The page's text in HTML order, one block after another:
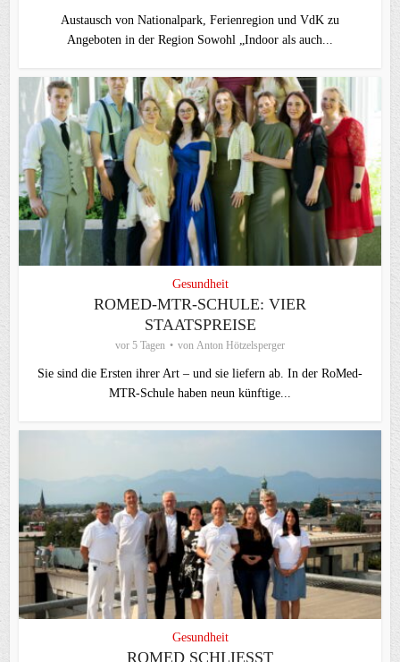
Austausch von Nationalpark, Ferienregion und VdK zu
Angeboten in der Region Sowohl „Indoor als auch...
Gesundheit
ROMED-MTR-SCHULE: VIER
STAATSPREISE
vor 5 Tagen von Anton Hötzelsperger
Sie sind die Ersten ihrer Art – und sie liefern ab. In der RoMed-
MTR-Schule haben neun künftige...
Gesundheit
ROMED SCHLIESST V